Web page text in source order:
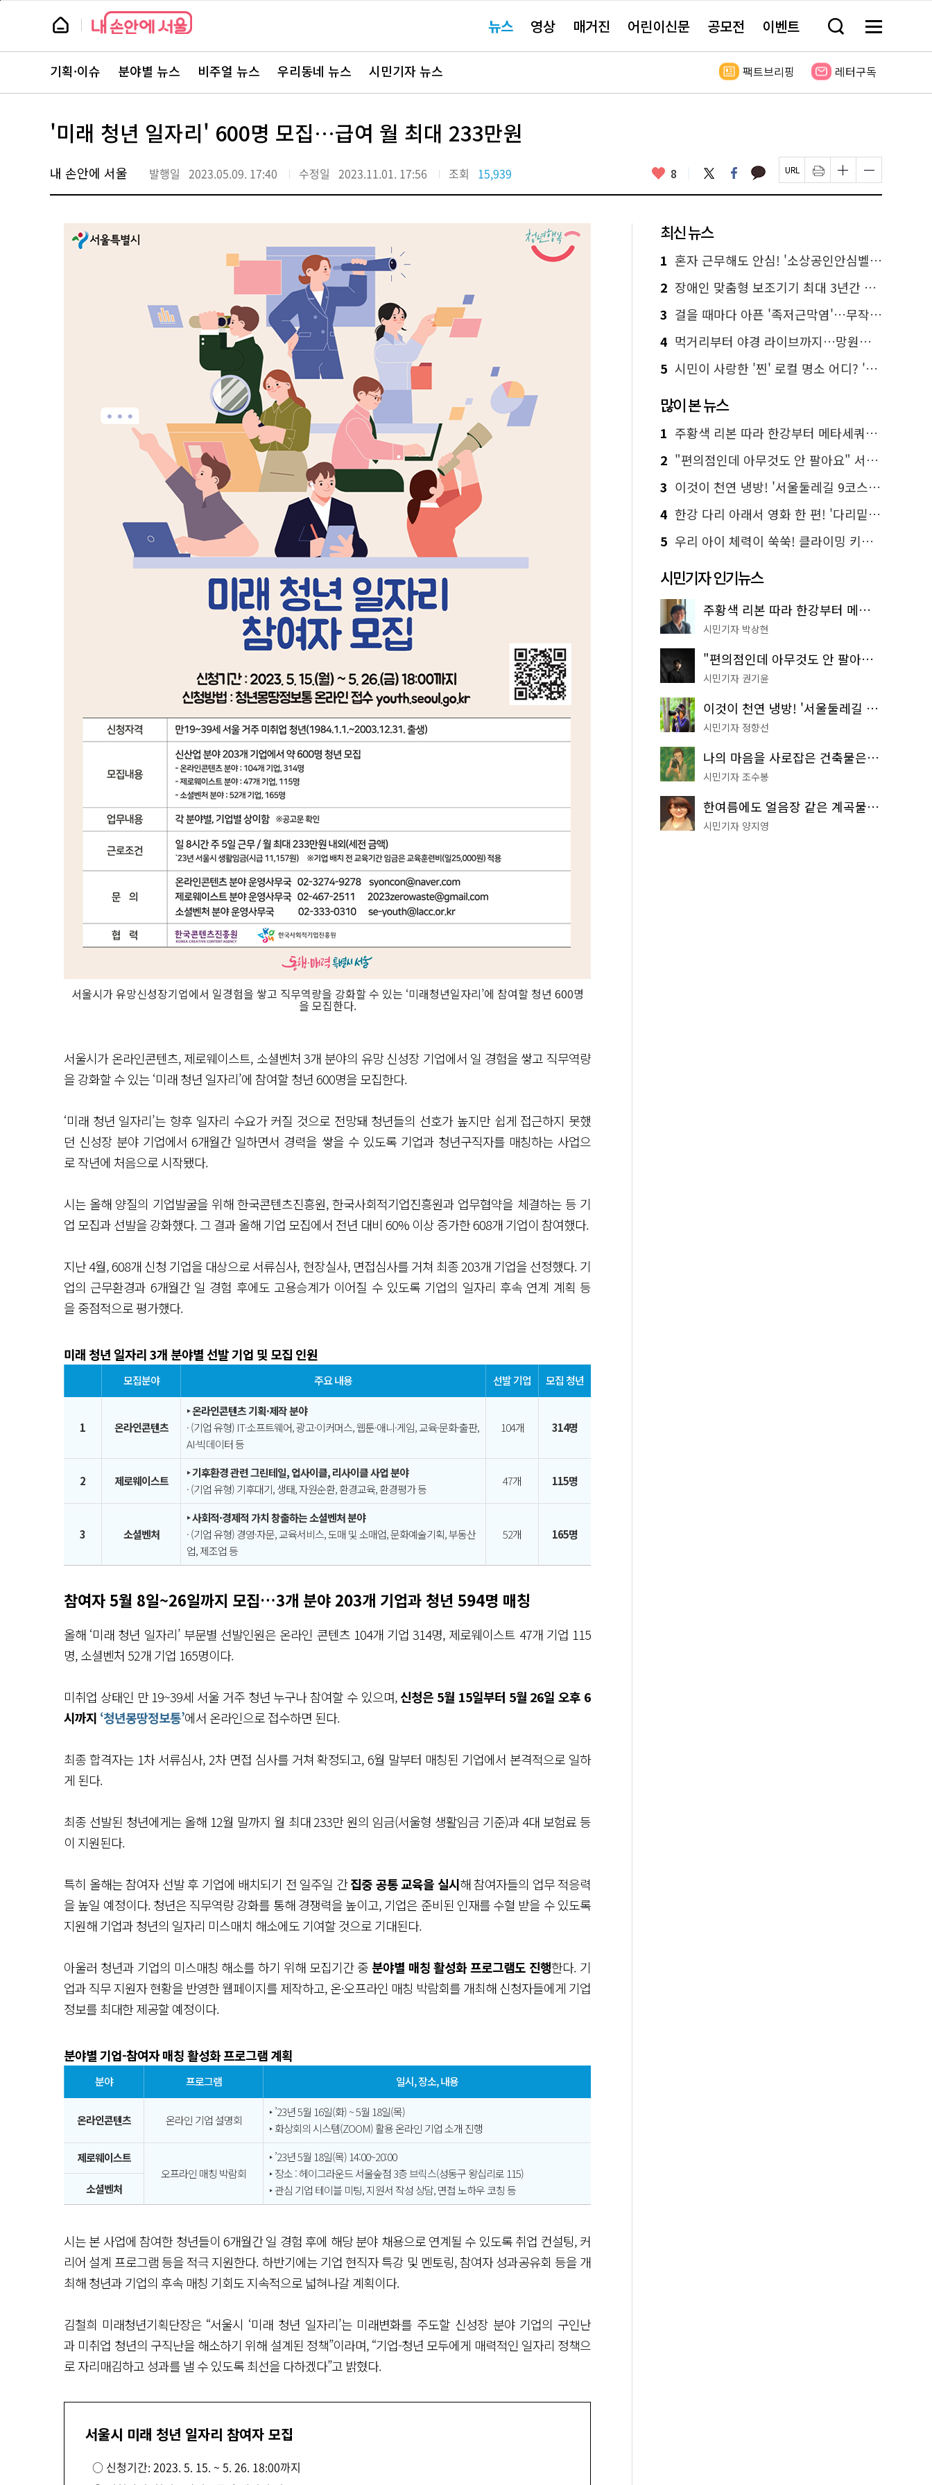
본
뉴
스 요뉴스 영상 매거진 어린이신문 공모전 이벤트 검
창
기
메
전
보
뉴
스
주
서
바
로
기획·이슈 분야별 뉴스 비주얼 뉴스 우리동네 뉴스 시민기자 뉴스 팩트브리핑 레터구독
'미래 청년 일자리' 600명 모집…급여 월 최대 233만원
내 손안에 서울 발행일 2023.05.09. 17:40 수정일 2023.11.01. 17:56 조회 15,939 좋
요
8 트
위
터
페
이
스
카
카 페
이
지
인
쇄
하
글
자
크
하
기
글
자
크
하
기
서울시가 유망신성장기업에서 일경험을 쌓고 직무역량을 강화할 수 있는 ‘미래청년일자리’에 참여할 청년 600명
을 모집한다.
서울시가 온라인콘텐츠, 제로웨이스트, 소셜벤처 3개 분야의 유망 신성장 기업에서 일 경험을 쌓고 직무역량
을 강화할 수 있는 ‘미래 청년 일자리’에 참여할 청년 600명을 모집한다.
‘미래 청년 일자리’는 향후 일자리 수요가 커질 것으로 전망돼 청년들의 선호가 높지만 쉽게 접근하지 못했
던 신성장 분야 기업에서 6개월간 일하면서 경력을 쌓을 수 있도록 기업과 청년구직자를 매칭하는 사업으
로 작년에 처음으로 시작됐다.
시는 올해 양질의 기업발굴을 위해 한국콘텐츠진흥원, 한국사회적기업진흥원과 업무협약을 체결하는 등 기
업 모집과 선발을 강화했다. 그 결과 올해 기업 모집에서 전년 대비 60% 이상 증가한 608개 기업이 참여했다.
지난 4월, 608개 신청 기업을 대상으로 서류심사, 현장실사, 면접심사를 거쳐 최종 203개 기업을 선정했다. 기
업의 근무환경과 6개월간 일 경험 후에도 고용승계가 이어질 수 있도록 기업의 일자리 후속 연계 계획 등
을 중점적으로 평가했다.
미래 청년 일자리 3개 분야별 선발 기업 및 모집 인원
모집분야 주요 내용 선발 기업 모집 청년
1 온라인콘텐츠
‣ 온라인콘텐츠 기획·제작 분야
· (기업 유형) IT·소프트웨어, 광고·이커머스, 웹툰·애니·게임, 교육·문화·출판,
AI·빅데이터 등
104개 314명
2 제로웨이스트
‣ 기후환경 관련 그린테일, 업사이클, 리사이클 사업 분야
· (기업 유형) 기후대기, 생태, 자원순환, 환경교육, 환경평가 등
47개 115명
3 소셜벤처
‣ 사회적·경제적 가치 창출하는 소셜벤처 분야
· (기업 유형) 경영·자문, 교육서비스, 도매 및 소매업, 문화예술기획, 부동산
업, 제조업 등
52개 165명
참여자 5월 8일~26일까지 모집…3개 분야 203개 기업과 청년 594명 매칭
올해 ‘미래 청년 일자리’ 부문별 선발인원은 온라인 콘텐츠 104개 기업 314명, 제로웨이스트 47개 기업 115
명, 소셜벤처 52개 기업 165명이다.
미취업 상태인 만 19~39세 서울 거주 청년 누구나 참여할 수 있으며,신청은 5월 15일부터 5월 26일 오후 6
시까지 ‘청년몽땅정보통’에서 온라인으로 접수하면 된다.
최종 합격자는 1차 서류심사, 2차 면접 심사를 거쳐 확정되고, 6월 말부터 매칭된 기업에서 본격적으로 일하
게 된다.
최종 선발된 청년에게는 올해 12월 말까지 월 최대 233만 원의 임금(서울형 생활임금 기준)과 4대 보험료 등
이 지원된다.
특히 올해는 참여자 선발 후 기업에 배치되기 전 일주일 간집중 공통 교육을 실시해 참여자들의 업무 적응력
을 높일 예정이다. 청년은 직무역량 강화를 통해 경쟁력을 높이고, 기업은 준비된 인재를 수혈 받을 수 있도록
지원해 기업과 청년의 일자리 미스매치 해소에도 기여할 것으로 기대된다.
아울러 청년과 기업의 미스매칭 해소를 하기 위해 모집기간 중 분야별 매칭 활성화 프로그램도 진행한다. 기
업과 직무 지원자 현황을 반영한 웹페이지를 제작하고, 온·오프라인 매칭 박람회를 개최해 신청자들에게 기업
정보를 최대한 제공할 예정이다.
분야별 기업-참여자 매칭 활성화 프로그램 계획
분야 프로그램 일시, 장소, 내용
온라인콘텐츠 온라인 기업 설명회
‣ ’23년 5월 16일(화) ~ 5월 18일(목)
‣ 화상회의 시스템(ZOOM) 활용 온라인 기업 소개 진행
제로웨이스트
오프라인 매칭 박람회
‣ ’23년 5월 18일(목) 14:00~20:00
‣ 장소 : 헤이그라운드 서울숲점 3층 브릭스(성동구 왕십리로 115)
‣ 관심 기업 테이블 미팅, 지원서 작성 상담, 면접 노하우 코칭 등
소셜벤처
시는 본 사업에 참여한 청년들이 6개월간 일 경험 후에 해당 분야 채용으로 연계될 수 있도록 취업 컨설팅, 커
리어 설계 프로그램 등을 적극 지원한다. 하반기에는 기업 현직자 특강 및 멘토링, 참여자 성과공유회 등을 개
최해 청년과 기업의 후속 매칭 기회도 지속적으로 넓혀나갈 계획이다.
김철희 미래청년기획단장은 “서울시 ‘미래 청년 일자리’는 미래변화를 주도할 신성장 분야 기업의 구인난
과 미취업 청년의 구직난을 해소하기 위해 설계된 정책”이라며, “기업-청년 모두에게 매력적인 일자리 정책으
로 자리매김하고 성과를 낼 수 있도록 최선을 다하겠다”고 밝혔다.
서울시 미래 청년 일자리 참여자 모집
○ 신청기간: 2023. 5. 15. ~ 5. 26. 18:00까지
최신 뉴스
1 혼자 근무해도 안심! '소상공인안심벨' 신청하세요
2 장애인 맞춤형 보조기기 최대 3년간 무상 대여…삶의 질 높인다
3 걸을 때마다 아픈 '족저근막염'…무작정 참지 말고 '이것' 해보세요!
4 먹거리부터 야경 라이브까지…망원한강공원 알짜 코스
5 시민이 사랑한 '찐' 로컬 명소 어디? '서울에디션25' 추천 코스
많이 본 뉴스
1 주황색 리본 따라 한강부터 메타세쿼이아 숲길까지…서울둘레길 15코스
2 "편의점인데 아무것도 안 팔아요" 서울에서 가장 특별한 편의점의 정체
3 이것이 천연 냉방! '서울둘레길 9코스'로 숲속 피서 떠나볼까
4 한강 다리 아래서 영화 한 편! '다리밑 영화관' 무료 상영
5 우리 아이 체력이 쑥쑥! 클라이밍 키즈카페·어린이 체력장
시민기자 인기뉴스
주황색 리본 따라 한강부터 메타세쿼이아 숲길까지…서울둘레길 15코스
시민기자 박상현
"편의점인데 아무것도 안 팔아요" 서울에서 가장 특별한 편의점의 정체
시민기자 권기윤
이것이 천연 냉방! '서울둘레길 9코스'로 숲속 피서 떠나볼까
시민기자 정향선
나의 마음을 사로잡은 건축물은? '서울시 건축상' 수상작 공개!
시민기자 조수봉
한여름에도 얼음장 같은 계곡물! 서울 '진관사 계곡'이 천국이네~
시민기자 양지영
페